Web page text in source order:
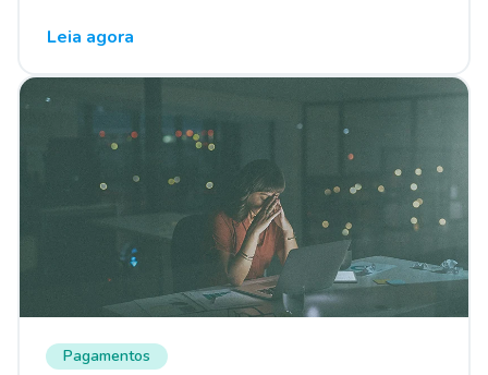
Leia agora
Pagamentos